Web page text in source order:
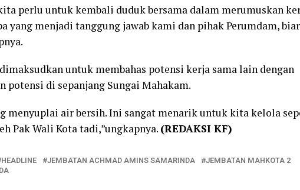
perlu untuk kembali duduk bersama dalam merumuskan
yang menjadi tanggung jawab kami dan pihak Perumdam, biar
untuk membahas potensi kerja sama lain dengan
potensi di sepanjang Sungai Mahakam.
menyuplai air bersih. Ini sangat menarik untuk kita kelola
Pak Wali Kota tadi,”ungkapnya. (REDAKSI KF)
HEADLINE JEMBATAN ACHMAD AMINS SAMARINDA
JEMBATAN MAHKOTA 2